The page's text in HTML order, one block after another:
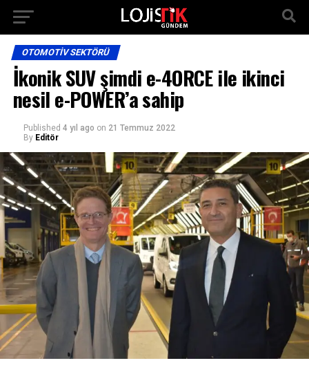
OTOMOTIV SEKTÖRÜ
İkonik SUV şimdi e-4ORCE ile ikinci
nesil e-POWER’a sahip
Published 4 yıl ago on 21 Temmuz 2022
By Editör